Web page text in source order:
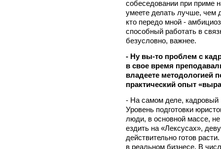
собеседовании при приме
умеете делать лучше, чем
кто передо мной -
способный работать в
безусловно, важнее.
- Ну вы-то проблем с
в свое время
владеете методологией
практический опыт
- На самом деле, кадровый
Уровень подготовки
люди, в основной массе,
ездить на «Лексусах»,
действительно готов
в реальном бизнесе. В